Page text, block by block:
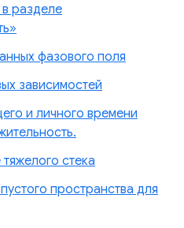
разделе
фазового поля
зависимостей
и личного времени
стека
пространства для